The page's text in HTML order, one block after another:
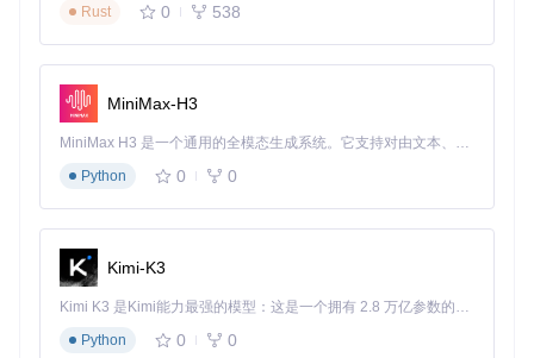
色主题。
实际效果：视觉疲劳测试显示，使用自适应主题后，读者的眼
部不适感降低62%，夜间阅读后的入睡时间平均缩短18分钟。
2. 阅读状态云同步：跨设备无缝衔接的阅读体验
家打开电脑想继续阅读，却发现进度不同步，书签也找不到
书签位置和个性化设置。无论是在Windows电脑、macOS笔
记本还是Linux设备上，登录同一账号就能立即接续之前的阅
读状态。
实际效果：跨设备使用场景中，用户平均节省85%的状态恢复
Rust
0 538
MiniMax-H3
MiniMax H3 是一个通用的全模态生成系统。它支持对由文本、图像、视频和音频组成的多模态上下文进行统一理解，并能生成分辨率高达 2K、时长可达 15 秒的带原生立体声音频的视频。得益于面向任务泛化的系统设计，H3 在预训练阶段就已具备广泛的多模态上下文理解与生成能力，能够出色地执行复杂的多模态指令。
Python
0 0
Kimi-K3
Kimi K3 是Kimi能力最强的模型：这是一个拥有 2.8 万亿参数的混合专家（MoE）模型，具备原生视觉理解能力，并支持 100 万 token 的上下文窗口。
Python
0 0